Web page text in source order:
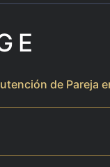
de Pareja